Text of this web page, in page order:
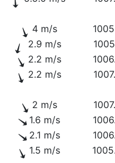
4 m/s
2.9 m/s
2.2 m/s
2.2 m/s
2 m/s
1.6 m/s
2.1 m/s
1.5 m/s